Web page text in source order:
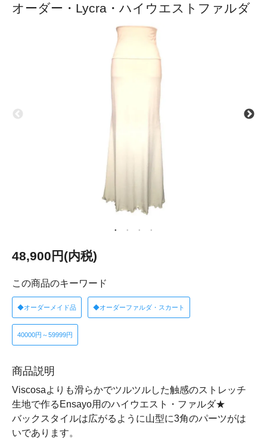
オーダー・Lycra・ハイウエストファルダ
48,900円(内税)
この商品のキーワード
◆オーダーメイド品 ◆オーダーファルダ・スカート
40000円～59999円
商品説明
Viscosaよりも滑らかでツルツルした触感のストレッチ
生地で作るEnsayo用のハイウエスト・ファルダ★
バックスタイルは広がるように山型に3角のパーツがは
いであります。